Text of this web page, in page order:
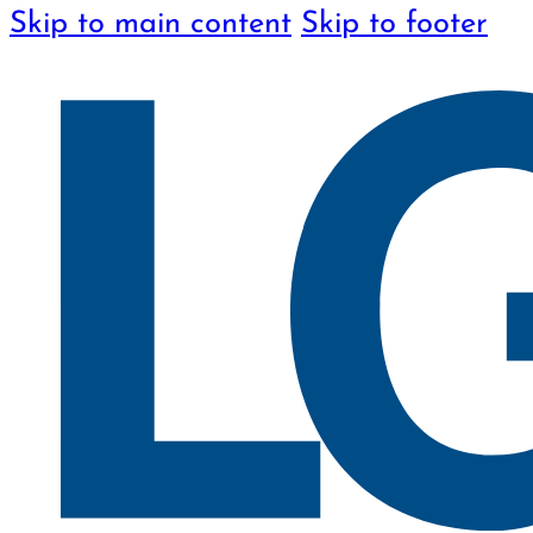
Skip to main content Skip to footer